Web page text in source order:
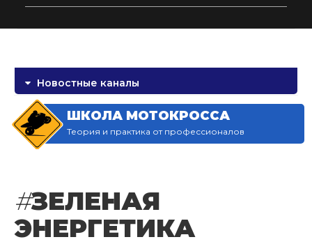
Новостные каналы
ШКОЛА МОТОКРОССА
Теория и практика от профессионалов
#ЗЕЛЕНАЯ
ЭНЕРГЕТИКА